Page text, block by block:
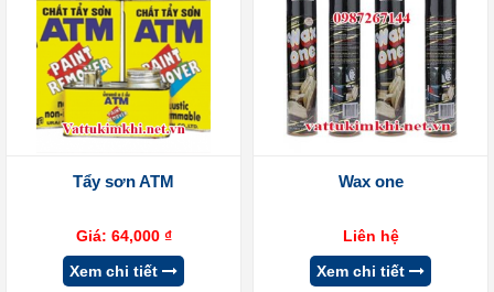
Tẩy sơn ATM
Giá: 64,000 ₫
Xem chi tiết
Wax one
Liên hệ
Xem chi tiết